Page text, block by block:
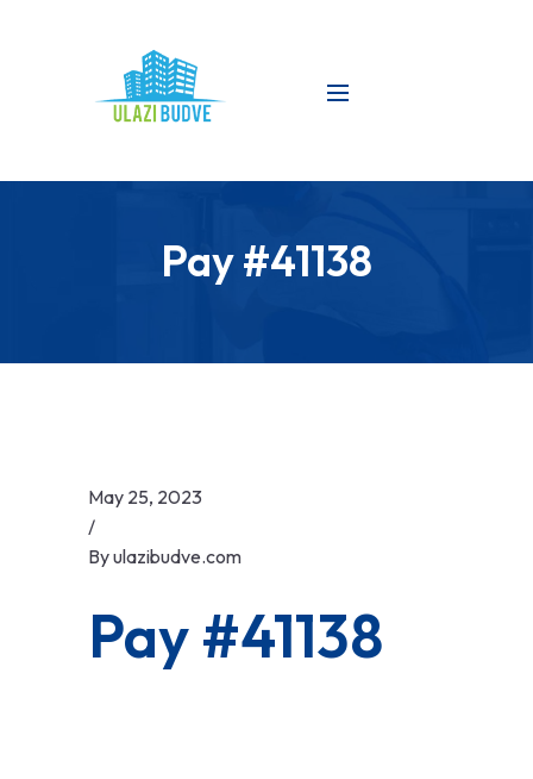
Pay #41138
May 25, 2023
/
Byulazibudve.com
Pay #41138